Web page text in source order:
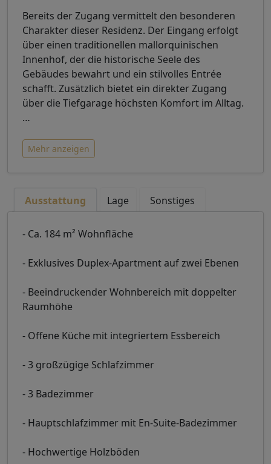
Bereits der Zugang vermittelt den besonderen
Charakter dieser Residenz. Der Eingang erfolgt
über einen traditionellen mallorquinischen
Innenhof, der die historische Seele des
Gebäudes bewahrt und ein stilvolles Entrée
schafft. Zusätzlich bietet ein direkter Zugang
über die Tiefgarage höchsten Komfort im Alltag.
…
Mehr anzeigen
Ausstattung Lage Sonstiges
- Ca. 184 m² Wohnfläche
- Exklusives Duplex-Apartment auf zwei Ebenen
- Beeindruckender Wohnbereich mit doppelter
Raumhöhe
- Offene Küche mit integriertem Essbereich
- 3 großzügige Schlafzimmer
- 3 Badezimmer
- Hauptschlafzimmer mit En-Suite-Badezimmer
- Hochwertige Holzböden